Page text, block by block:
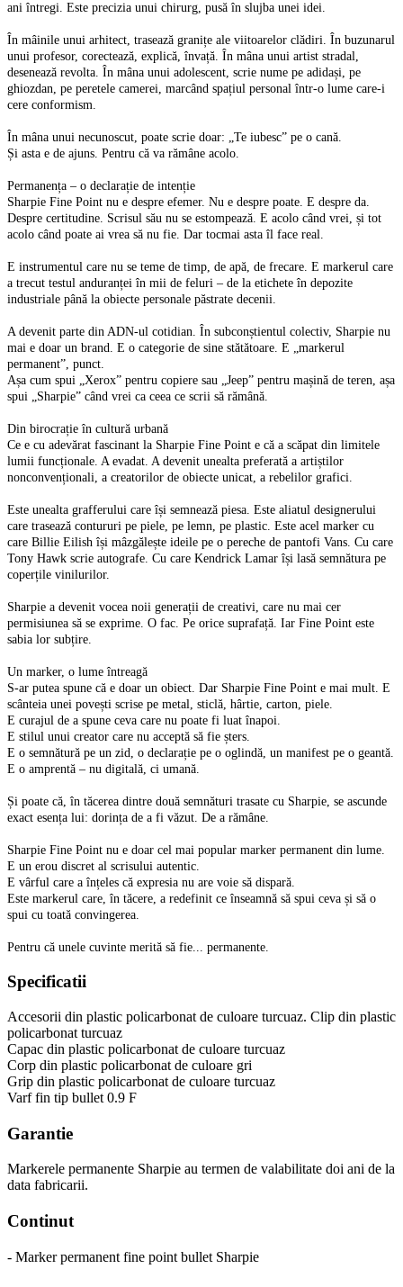
ani întregi. Este precizia unui chirurg, pusă în slujba unei idei.
În mâinile unui arhitect, trasează granițe ale viitoarelor clădiri. În buzunarul
unui profesor, corectează, explică, învață. În mâna unui artist stradal,
desenează revolta. În mâna unui adolescent, scrie nume pe adidași, pe
ghiozdan, pe peretele camerei, marcând spațiul personal într-o lume care-i
cere conformism.
În mâna unui necunoscut, poate scrie doar: „Te iubesc” pe o cană.
Și asta e de ajuns. Pentru că va rămâne acolo.
Permanența – o declarație de intenție
Sharpie Fine Point nu e despre efemer. Nu e despre poate. E despre da.
Despre certitudine. Scrisul său nu se estompează. E acolo când vrei, și tot
acolo când poate ai vrea să nu fie. Dar tocmai asta îl face real.
E instrumentul care nu se teme de timp, de apă, de frecare. E markerul care
a trecut testul anduranței în mii de feluri – de la etichete în depozite
industriale până la obiecte personale păstrate decenii.
A devenit parte din ADN-ul cotidian. În subconștientul colectiv, Sharpie nu
mai e doar un brand. E o categorie de sine stătătoare. E „markerul
permanent”, punct.
Așa cum spui „Xerox” pentru copiere sau „Jeep” pentru mașină de teren, așa
spui „Sharpie” când vrei ca ceea ce scrii să rămână.
Din birocrație în cultură urbană
Ce e cu adevărat fascinant la Sharpie Fine Point e că a scăpat din limitele
lumii funcționale. A evadat. A devenit unealta preferată a artiștilor
nonconvenționali, a creatorilor de obiecte unicat, a rebelilor grafici.
Este unealta grafferului care își semnează piesa. Este aliatul designerului
care trasează contururi pe piele, pe lemn, pe plastic. Este acel marker cu
care Billie Eilish își mâzgălește ideile pe o pereche de pantofi Vans. Cu care
Tony Hawk scrie autografe. Cu care Kendrick Lamar își lasă semnătura pe
coperțile vinilurilor.
Sharpie a devenit vocea noii generații de creativi, care nu mai cer
permisiunea să se exprime. O fac. Pe orice suprafață. Iar Fine Point este
sabia lor subțire.
Un marker, o lume întreagă
S-ar putea spune că e doar un obiect. Dar Sharpie Fine Point e mai mult. E
scânteia unei povești scrise pe metal, sticlă, hârtie, carton, piele.
E curajul de a spune ceva care nu poate fi luat înapoi.
E stilul unui creator care nu acceptă să fie șters.
E o semnătură pe un zid, o declarație pe o oglindă, un manifest pe o geantă.
E o amprentă – nu digitală, ci umană.
Și poate că, în tăcerea dintre două semnături trasate cu Sharpie, se ascunde
exact esența lui: dorința de a fi văzut. De a rămâne.
Sharpie Fine Point nu e doar cel mai popular marker permanent din lume.
E un erou discret al scrisului autentic.
E vârful care a înțeles că expresia nu are voie să dispară.
Este markerul care, în tăcere, a redefinit ce înseamnă să spui ceva și să o
spui cu toată convingerea.
Pentru că unele cuvinte merită să fie... permanente.
Specificatii
Accesorii din plastic policarbonat de culoare turcuaz. Clip din plastic
policarbonat turcuaz
Capac din plastic policarbonat de culoare turcuaz
Corp din plastic policarbonat de culoare gri
Grip din plastic policarbonat de culoare turcuaz
Varf fin tip bullet 0.9 F
Garantie
Markerele permanente Sharpie au termen de valabilitate doi ani de la
data fabricarii.
Continut
- Marker permanent fine point bullet Sharpie